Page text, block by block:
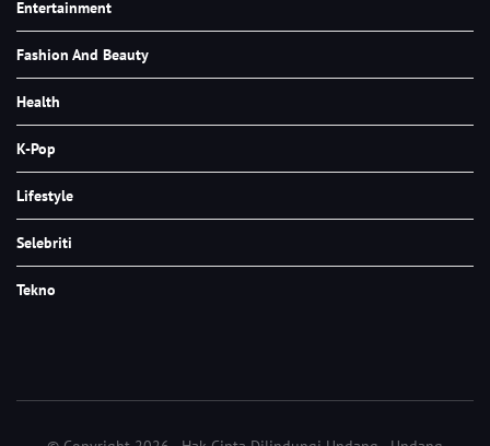
Entertainment
Fashion And Beauty
Health
K-Pop
Lifestyle
Selebriti
Tekno